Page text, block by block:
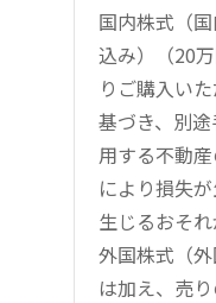
国内株式（
込み）（20
りご購入い
基づき、別
用する不動
により損失
生じるおそれ
外国株式（
は加え、売